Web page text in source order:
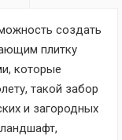
создать
плитку
которые
такой забор
и загородных